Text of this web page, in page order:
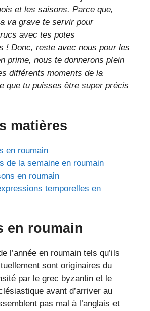
et les saisons. Parce que,
va grave te servir pour
avec tes potes
! Donc, reste avec nous pour les
prime, nous te donnerons plein
différents moments de la
que tu puisses être super précis
matières
en roumain
de la semaine en roumain
en roumain
temporelles en
en roumain
l’année en roumain tels qu’ils
sont originaires du
par le grec byzantin et le
avant d’arriver au
pas mal à l’anglais et